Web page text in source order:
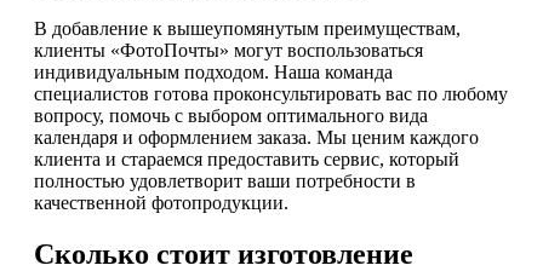
В добавление к вышеупомянутым преимуществам,
клиенты «ФотоПочты» могут воспользоваться
индивидуальным подходом. Наша команда
специалистов готова проконсультировать вас по любому
вопросу, помочь с выбором оптимального вида
календаря и оформлением заказа. Мы ценим каждого
клиента и стараемся предоставить сервис, который
полностью удовлетворит ваши потребности в
качественной фотопродукции.
Сколько стоит изготовление